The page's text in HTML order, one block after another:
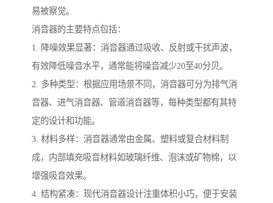
易被察觉。
消音器的主要特点包括：
1. 降噪效果显著：消音器通过吸收、反射或干扰声波，
有效降低噪音水平，通常能将噪音减少20至40分贝。
2. 多种类型：根据应用场景不同，消音器可分为排气消
音器、进气消音器、管道消音器等，每种类型都有其特
定的设计和功能。
3. 材料多样：消音器通常由金属、塑料或复合材料制
成，内部填充吸音材料如玻璃纤维、泡沫或矿物棉，以
增强吸音效果。
4. 结构紧凑：现代消音器设计注重体积小巧，便于安装